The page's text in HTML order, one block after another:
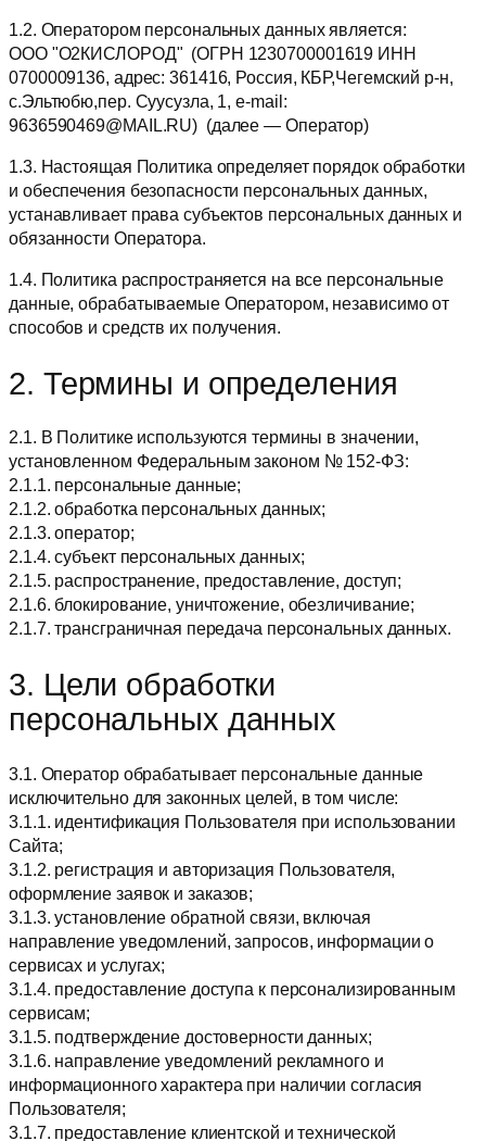
1.2. Оператором персональных данных является:
ООО "О2КИСЛОРОД" (ОГРН 1230700001619 ИНН
0700009136, адрес: 361416, Россия, КБР,Чегемский р-н,
с.Эльтюбю,пер. Суусузла, 1, e-mail:
9636590469@MAIL.RU) (далее — Оператор)
1.3. Настоящая Политика определяет порядок обработки
и обеспечения безопасности персональных данных,
устанавливает права субъектов персональных данных и
обязанности Оператора.
1.4. Политика распространяется на все персональные
данные, обрабатываемые Оператором, независимо от
способов и средств их получения.
2. Термины и определения
2.1. В Политике используются термины в значении,
установленном Федеральным законом № 152-ФЗ:
2.1.1. персональные данные;
2.1.2. обработка персональных данных;
2.1.3. оператор;
2.1.4. субъект персональных данных;
2.1.5. распространение, предоставление, доступ;
2.1.6. блокирование, уничтожение, обезличивание;
2.1.7. трансграничная передача персональных данных.
3. Цели обработки
персональных данных
3.1. Оператор обрабатывает персональные данные
исключительно для законных целей, в том числе:
3.1.1. идентификация Пользователя при использовании
Сайта;
3.1.2. регистрация и авторизация Пользователя,
оформление заявок и заказов;
3.1.3. установление обратной связи, включая
направление уведомлений, запросов, информации о
сервисах и услугах;
3.1.4. предоставление доступа к персонализированным
сервисам;
3.1.5. подтверждение достоверности данных;
3.1.6. направление уведомлений рекламного и
информационного характера при наличии согласия
Пользователя;
3.1.7. предоставление клиентской и технической